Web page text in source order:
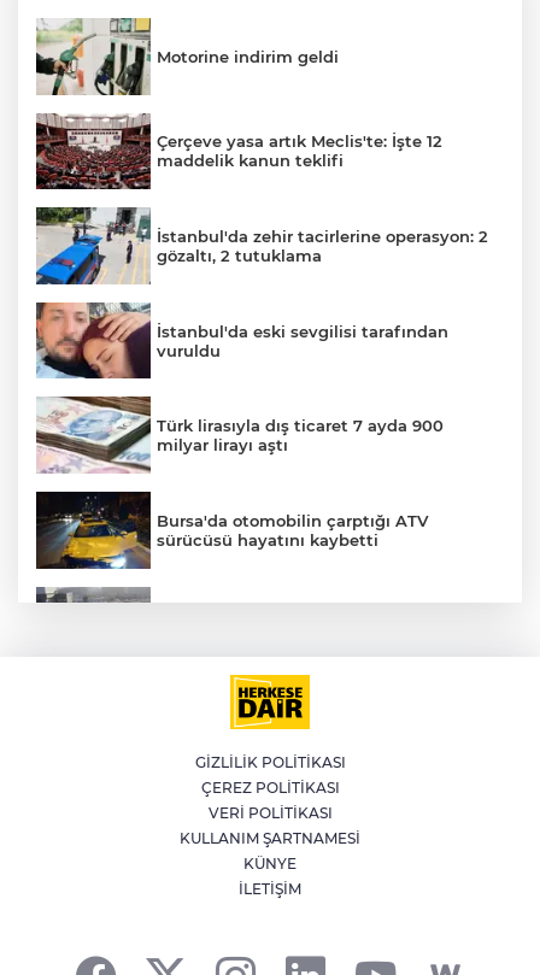
Motorine indirim geldi
Çerçeve yasa artık Meclis'te: İşte 12
maddelik kanun teklifi
İstanbul'da zehir tacirlerine operasyon: 2
gözaltı, 2 tutuklama
İstanbul'da eski sevgilisi tarafından
vuruldu
Türk lirasıyla dış ticaret 7 ayda 900
milyar lirayı aştı
Bursa'da otomobilin çarptığı ATV
sürücüsü hayatını kaybetti
LGS yerleştirme sonuçları açıklandı
WhatsApp grup sohbetleri için yeni
özellikler yayınlandı
AK Parti Meclis'te Çerçeve Yasa için
GİZLİLİK POLİTİKASI
ÇEREZ POLİTİKASI
VERİ POLİTİKASI
KULLANIM ŞARTNAMESİ
KÜNYE
İLETİŞİM